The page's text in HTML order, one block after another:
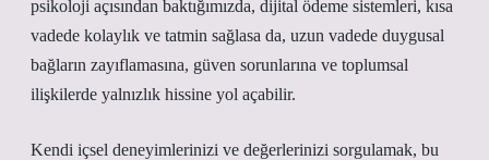
psikoloji açısından baktığımızda, dijital ödeme sistemleri, kısa
vadede kolaylık ve tatmin sağlasa da, uzun vadede duygusal
bağların zayıflamasına, güven sorunlarına ve toplumsal
ilişkilerde yalnızlık hissine yol açabilir.
Kendi içsel deneyimlerinizi ve değerlerinizi sorgulamak, bu